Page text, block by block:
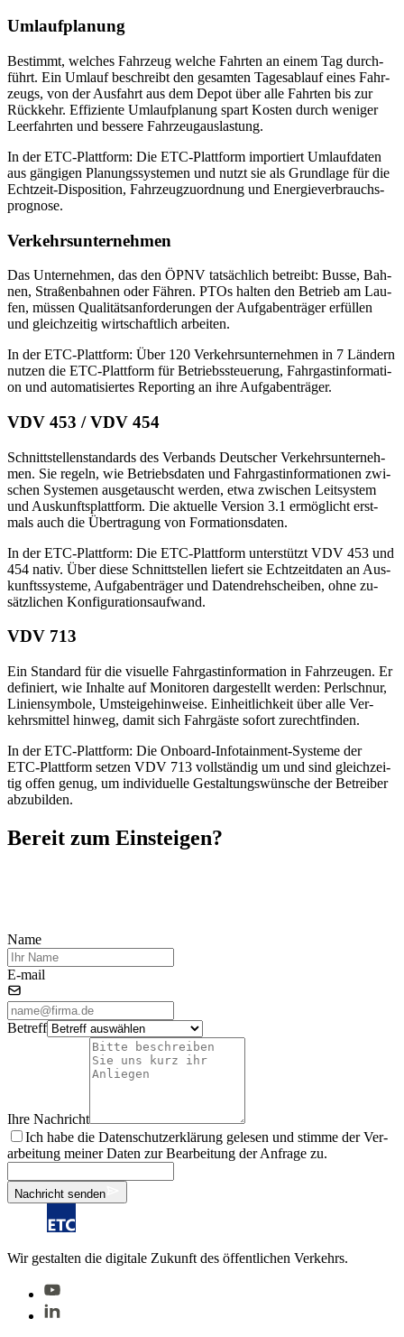
Um­lauf­pla­nung
Be­stimmt, wel­ches Fahr­zeug wel­che Fahr­ten an ei­nem Tag durch­
führt. Ein Um­lauf be­schreibt den ge­sam­ten Ta­ges­ab­lauf ei­nes Fahr­
zeugs, von der Aus­fahrt aus dem De­pot über alle Fahr­ten bis zur
Rück­kehr. Ef­fi­zi­en­te Um­lauf­pla­nung spart Kos­ten durch we­ni­ger
Leer­fahr­ten und bes­se­re Fahr­zeug­aus­las­tung.
In der ETC-Platt­form: Die ETC-Platt­form im­por­tiert Um­lauf­da­ten
aus gän­gi­gen Pla­nungs­sys­te­men und nutzt sie als Grund­la­ge für die
Echt­zeit-Dis­po­si­ti­on, Fahr­zeug­zu­ord­nung und En­er­gie­ver­brauchs­
pro­gno­se.
Ver­kehrs­un­ter­neh­men
Das Un­ter­neh­men, das den ÖPNV tat­säch­lich be­treibt: Bus­se, Bah­
nen, Stra­ßen­bah­nen oder Fäh­ren. PTOs hal­ten den Be­trieb am Lau­
fen, müs­sen Qua­li­täts­an­for­de­run­gen der Auf­ga­ben­trä­ger er­fül­len
und gleich­zei­tig wirt­schaft­lich ar­bei­ten.
In der ETC-Platt­form: Über 120 Ver­kehrs­un­ter­neh­men in 7 Län­dern
nut­zen die ETC-Platt­form für Be­triebs­steue­rung, Fahr­gast­in­for­ma­ti­
on und au­to­ma­ti­sier­tes Re­port­ing an ihre Auf­ga­ben­trä­ger.
VDV 453 / VDV 454
Schnitt­stel­len­stan­dards des Ver­bands Deut­scher Ver­kehrs­un­ter­neh­
men. Sie re­geln, wie Be­triebs­da­ten und Fahr­gast­in­for­ma­tio­nen zwi­
schen Sys­te­men aus­ge­tauscht wer­den, etwa zwi­schen Leit­sys­tem
und Aus­kunfts­platt­form. Die ak­tu­el­le Ver­si­on 3.1 er­mög­licht erst­
mals auch die Über­tra­gung von For­ma­ti­ons­da­ten.
In der ETC-Platt­form: Die ETC-Platt­form un­ter­stützt VDV 453 und
454 na­tiv. Über die­se Schnitt­stel­len lie­fert sie Echt­zeit­da­ten an Aus­
kunfts­sys­te­me, Auf­ga­ben­trä­ger und Da­ten­dreh­schei­ben, ohne zu­
sätz­li­chen Kon­fi­gu­ra­ti­ons­auf­wand.
VDV 713
Ein Stan­dard für die vi­su­el­le Fahr­gast­in­for­ma­ti­on in Fahr­zeu­gen. Er
de­fi­niert, wie In­hal­te auf Mo­ni­to­ren dar­ge­stellt wer­den: Perl­schnur,
Li­nien­sym­bo­le, Um­stei­ge­hin­wei­se. Ein­heit­lich­keit über alle Ver­
kehrs­mit­tel hin­weg, da­mit sich Fahr­gäs­te so­fort zu­recht­fin­den.
In der ETC-Platt­form: Die On­board-In­fo­tain­ment-Sys­te­me der
ETC-Platt­form set­zen VDV 713 voll­stän­dig um und sind gleich­zei­
tig of­fen ge­nug, um in­di­vi­du­el­le Ge­stal­tungs­wün­sche der Be­trei­ber
ab­zu­bil­den.
Be­reit zum Ein­stei­gen?
Name
E-mail
Be­treff
Ihre Nach­richt
Ich habe die Da­ten­schutz­er­klä­rung ge­le­sen und stim­me der Ver­
ar­bei­tung mei­ner Da­ten zur Be­ar­bei­tung der An­fra­ge zu.
Nachricht senden
Wir gestalten die digitale Zukunft des öffentlichen Verkehrs.